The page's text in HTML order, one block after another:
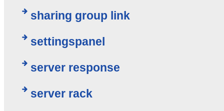
sharing group link
settingspanel
server response
server rack